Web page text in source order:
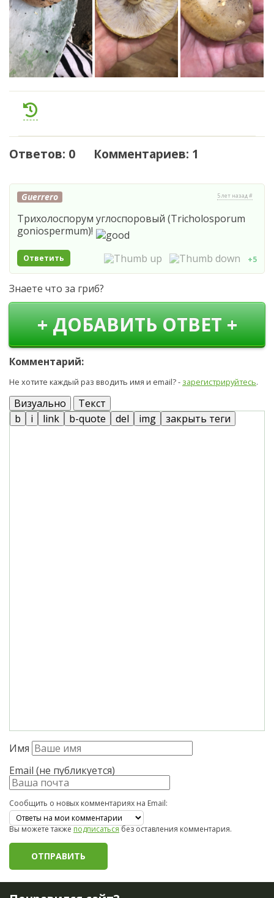
Ответов: 0 Комментариев: 1
Guerrero 5 лет назад #
Трихолоспорум углоспоровый (Tricholosporum
goniospermum)!
Ответить +5
Знаете что за гриб?
+ ДОБАВИТЬ ОТВЕТ +
Комментарий:
Не хотите каждый раз вводить имя и email? - зарегистрируйтесь.
Визуально Текст
Имя
Email (не публикуется)
Сообщить о новых комментариях на Email:
Вы можете такжеподписатьсябез оставления комментария.